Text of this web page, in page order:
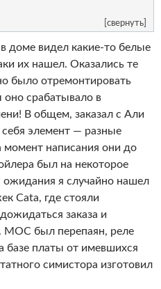
[свернуть]
доме видел какие-то белые
их нашел. Оказались те
было отремонтировать
оно срабатывало в
В общем, заказал с Али
элемент — разные
момент написания они до
был на некоторое
я случайно нашел
Cata, где стояли
заказа и
был перепаян, реле
базе платы от имевшихся
симистора изготовил